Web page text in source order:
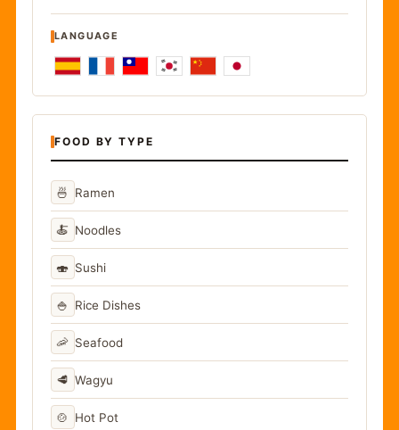
LANGUAGE
FOOD BY TYPE
🍜 Ramen
🍝 Noodles
🍣 Sushi
🍚 Rice Dishes
🦐 Seafood
🥩 Wagyu
🍲 Hot Pot